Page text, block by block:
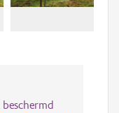
beschermd